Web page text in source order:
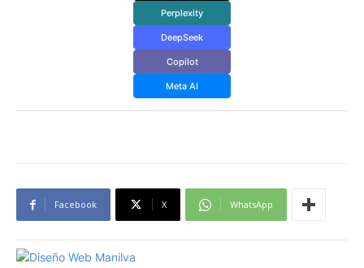
Perplexity
DeepSeek
Copilot
Meta AI
Facebook X WhatsApp